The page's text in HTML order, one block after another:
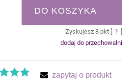
DO KOSZYKA
Zyskujesz 8pkt [ ?
dodaj do przechowalni
zapytaj o produkt